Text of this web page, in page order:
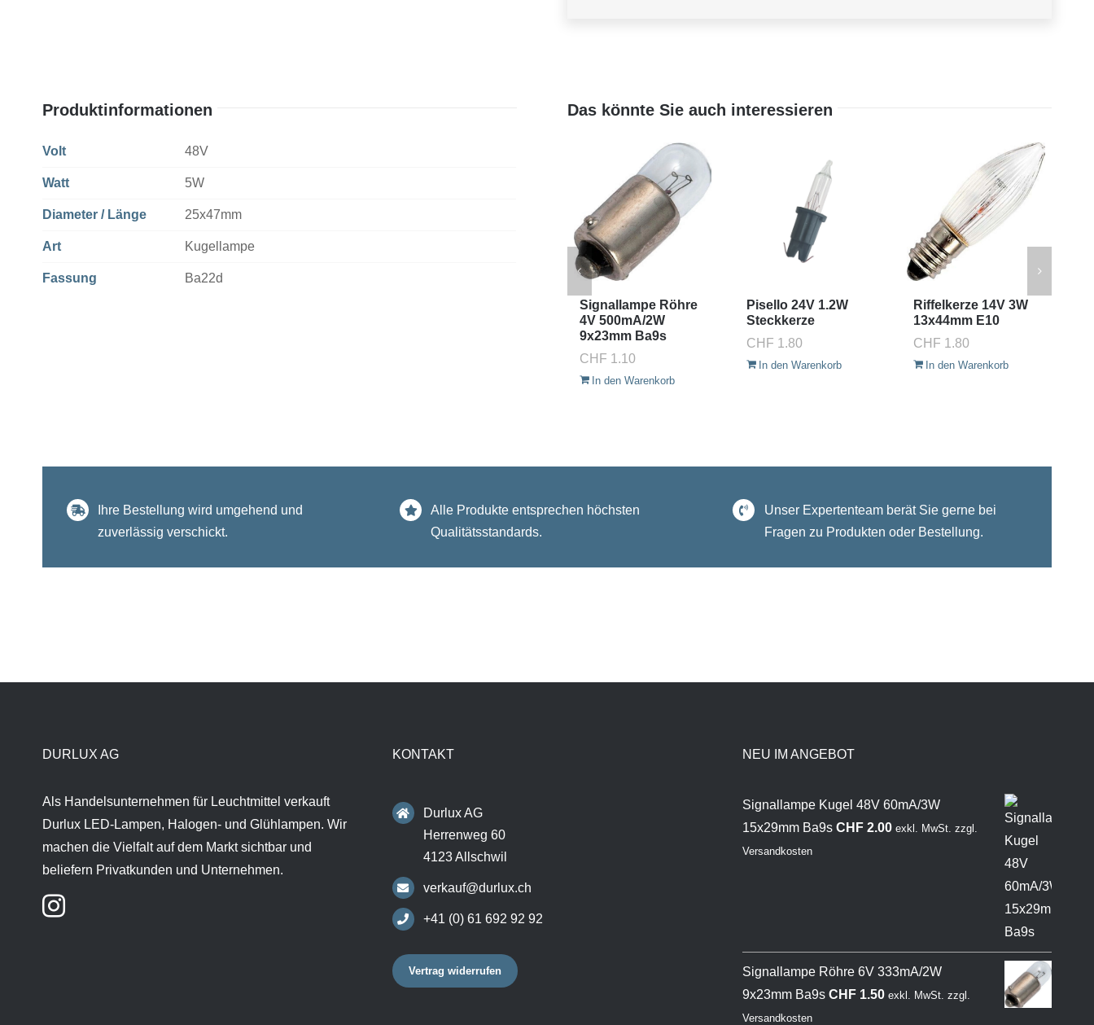
Produktinformationen
Volt 48V
Watt 5W
Diameter / Länge 25x47mm
Art Kugellampe
Fassung Ba22d
Das könnte Sie auch interessieren
Signallampe Röhre
4V 500mA/2W
9x23mm Ba9s
CHF 1.10
In den Warenkorb
Pisello 24V 1.2W
Steckkerze
CHF 1.80
In den Warenkorb
Riffelkerze 14V 3W
13x44mm E10
CHF 1.80
In den Warenkorb
Ihre Bestellung wird umgehend und
zuverlässig verschickt.
Alle Produkte entsprechen höchsten
Qualitätsstandards.
Unser Expertenteam berät Sie gerne bei
Fragen zu Produkten oder Bestellung.
DURLUX AG
Als Handelsunternehmen für Leuchtmittel verkauft
Durlux LED-Lampen, Halogen- und Glühlampen. Wir
machen die Vielfalt auf dem Markt sichtbar und
beliefern Privatkunden und Unternehmen.
KONTAKT
Durlux AG
Herrenweg 60
4123 Allschwil
verkauf@durlux.ch
+41 (0) 61 692 92 92
Vertrag widerrufen
NEU IM ANGEBOT
Signallampe Kugel 48V 60mA/3W
15x29mm Ba9s CHF2.00 exkl. MwSt. zzgl.
Versandkosten
Signallampe Röhre 6V 333mA/2W
9x23mm Ba9s CHF1.50 exkl. MwSt. zzgl.
Versandkosten